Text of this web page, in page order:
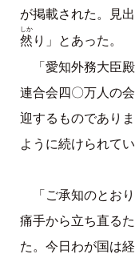
が掲載された。見
然
しか
り」とあった。
「愛知外務大臣
連合会四〇万人の
迎するものであり
ように続けられてい
「ご承知のとお
痛手から立ち直る
た。今日わが国は